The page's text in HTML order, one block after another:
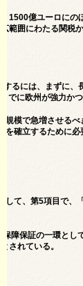
1500億ユーロにの
範囲にわたる関税
るには、まずに
に欧州が強力か
模で急増させる
確立するために必
て、第5項目で、
障保証の一環と
されている。